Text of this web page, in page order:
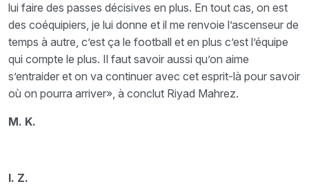
lui faire des passes décisives en plus. En tout cas, on est
des coéquipiers, je lui donne et il me renvoie l’ascenseur de
temps à autre, c’est ça le football et en plus c’est l’équipe
qui compte le plus. Il faut savoir aussi qu’on aime
s’entraider et on va continuer avec cet esprit-là pour savoir
où on pourra arriver», à conclut Riyad Mahrez.
M. K.
I. Z.